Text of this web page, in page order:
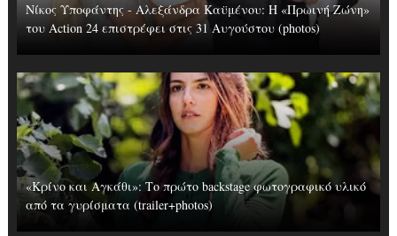
Νίκος Υποφάντης - Αλεξάνδρα Καϋμένου: Η «Πρωινή Ζώνη»
του Action 24 επιστρέφει στις 31 Αυγούστου (photos)
«Κρίνο και Αγκάθι»: Το πρώτο backstage φωτογραφικό υλικό
από τα γυρίσματα (trailer+photos)